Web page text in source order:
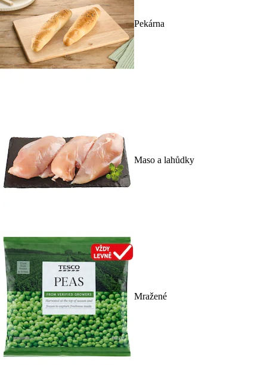
Pekárna
Maso a lahůdky
Mražené